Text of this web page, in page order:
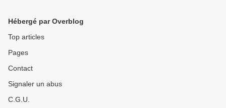
Hébergé par Overblog
Top articles
Pages
Contact
Signaler un abus
C.G.U.